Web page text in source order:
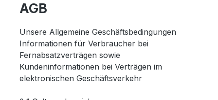
AGB
Unsere Allgemeine Geschäftsbedingungen
Informationen für Verbraucher bei
Fernabsatzverträgen sowie
Kundeninformationen bei Verträgen im
elektronischen Geschäftsverkehr